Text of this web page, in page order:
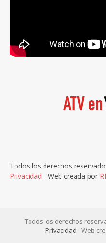
Todos los derechos
Privacidad - Web creada por
Todos los derechos
Privacidad - Web